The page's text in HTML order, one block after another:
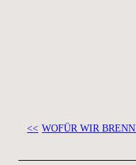
WOFÜR WIR